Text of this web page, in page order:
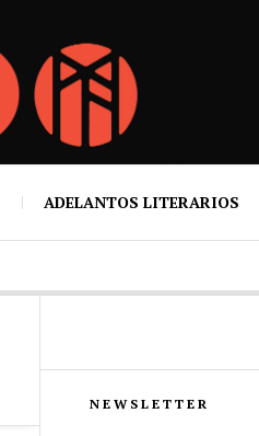
ADELANTOS LITERARIOS
NEWSLETTER